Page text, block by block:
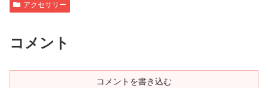
アクセサリー
コメント
コメントを書き込む